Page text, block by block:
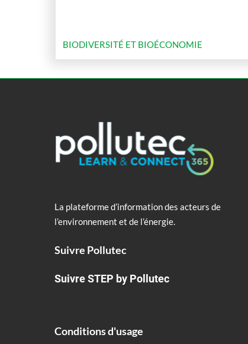
BIODIVERSITÉ ET BIOÉCONOMIE
La plateforme d’information des acteurs de
l’environnement et de l’énergie.
Suivre Pollutec
Suivre STEP by Pollutec
Conditions d'usage